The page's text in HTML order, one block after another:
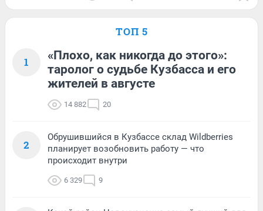
ТОП 5
1
«Плохо, как никогда до этого»:
таролог о судьбе Кузбасса и его
жителей в августе
14 882 20
2
Обрушившийся в Кузбассе склад Wildberries
планирует возобновить работу — что
происходит внутри
6 329 9